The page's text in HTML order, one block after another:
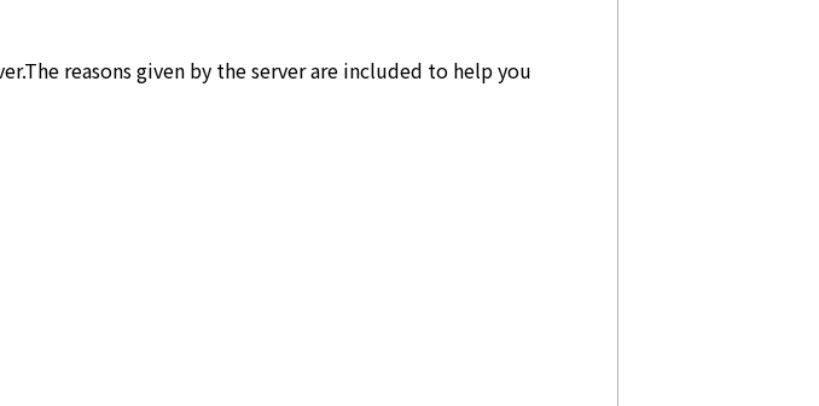
reasons given by the server are included to help you